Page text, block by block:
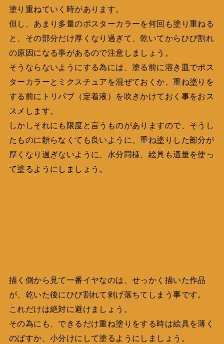
塗り重ねていく時があります。
但し、あまり多量のポスターカラーを何回も塗り重ねる
と、その部分だけ厚くなり過ぎて、乾いてからひび割れ
の原因になる事があるので注意しましょう。
そうならないようにする為には、塗る前に溶き皿でポス
ターカラーとミクスチュアを混ぜておくか、重ね塗りを
する前にトリパブ（定着液）を吹きかけておく事をおス
スメします。
しかしそれにも限度と言うものがありますので、そうし
たものに頼らなくても良いように、重ね塗りした部分が
厚くなり過ぎないように、水分同様、絵具も適量を使っ
て塗るようにしましょう。
描く側から見て一番イヤなのは、せっかく描いた作品
が、乾いた後にひび割れて剥げ落ちてしまう事です。
これだけは絶対に避けましょう。
その為にも、できるだけ重ね塗りをする時は絵具を薄く
のばすか、小分けにして塗るようにしましょう。